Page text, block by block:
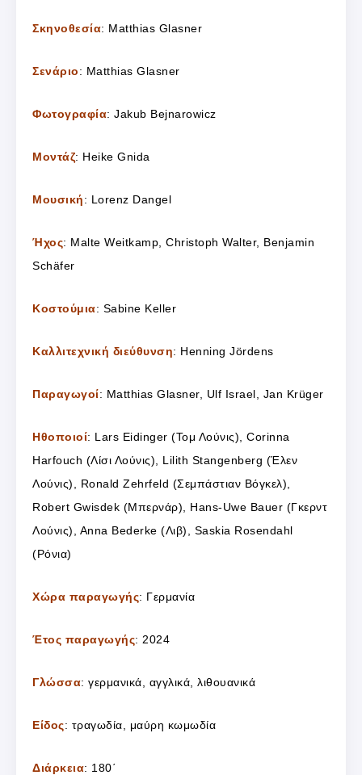
Σκηνοθεσία: Matthias Glasner
Σενάριο: Matthias Glasner
Φωτογραφία: Jakub Bejnarowicz
Μοντάζ: Heike Gnida
Μουσική: Lorenz Dangel
Ήχος: Malte Weitkamp, Christoph Walter, Benjamin
Schäfer
Κοστούμια: Sabine Keller
Καλλιτεχνική διεύθυνση: Henning Jördens
Παραγωγοί: Matthias Glasner, Ulf Israel, Jan Krüger
Ηθοποιοί: Lars Eidinger (Τομ Λούνις), Corinna
Harfouch (Λίσι Λούνις), Lilith Stangenberg (Έλεν
Λούνις), Ronald Zehrfeld (Σεμπάστιαν Βόγκελ),
Robert Gwisdek (Μπερνάρ), Hans-Uwe Bauer (Γκερντ
Λούνις), Anna Bederke (Λιβ), Saskia Rosendahl
(Ρόνια)
Χώρα παραγωγής: Γερμανία
Έτος παραγωγής: 2024
Γλώσσα: γερμανικά, αγγλικά, λιθουανικά
Είδος: τραγωδία, μαύρη κωμωδία
Διάρκεια: 180΄